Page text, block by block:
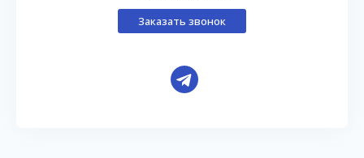
Заказать звонок